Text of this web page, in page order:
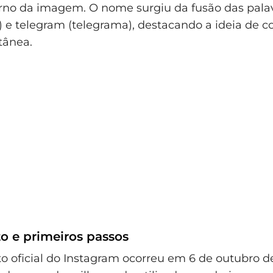
da imagem. O nome surgiu da fusão das
e telegram (telegrama), destacando a ideia de
e primeiros passos
oficial do Instagram ocorreu em 6 de outubro